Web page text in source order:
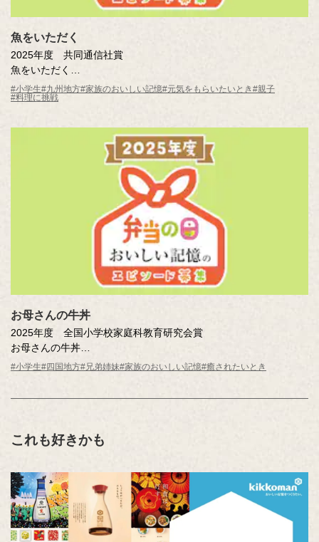
魚をいただく
2025年度 共同通信社賞
魚をいただく
赤瀬川 想太（鹿児島県 鹿児島市立伊敷台小学校5年 ）
#小学生#九州地方#家族のおいしい記憶#元気をもらいたいとき#親子
#料理に挑戦
お母さんの牛丼
2025年度 全国小学校家庭科教育研究会賞
お母さんの牛丼
高尾 咲和（香川県 高松市立円座小学校 4年 ）
#小学生#四国地方#兄弟姉妹#家族のおいしい記憶#癒されたいとき
これも好きかも